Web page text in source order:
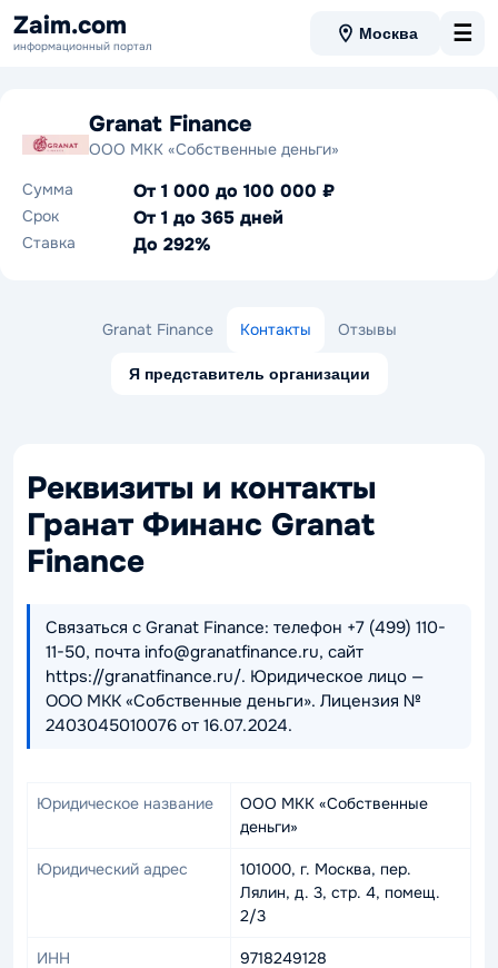
Zaim.com
информационный портал
Москва ☰
Granat Finance
ООО МКК «Собственные деньги»
Сумма
От 1 000 до 100 000 ₽
Срок От 1 до 365 дней
Ставка До 292%
Granat Finance Контакты Отзывы
Я представитель организации
Реквизиты и контакты
Гранат Финанс Granat
Finance
Связаться с Granat Finance: телефон +7 (499) 110-
11-50, почта info@granatfinance.ru, сайт
https://granatfinance.ru/. Юридическое лицо —
ООО МКК «Собственные деньги». Лицензия №
2403045010076 от 16.07.2024.
Юридическое название
ООО МКК «Собственные
деньги»
Юридический адрес
101000, г. Москва, пер.
Лялин, д. 3, стр. 4, помещ.
2/3
ИНН 9718249128